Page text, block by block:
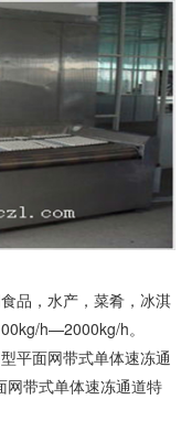
品，水产，菜肴，冰淇
h—2000kg/h。
平面网带式单体速冻通
网带式单体速冻通道特